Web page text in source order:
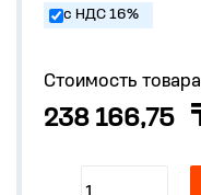
с НДС 16%
Стоимость
238 166,75